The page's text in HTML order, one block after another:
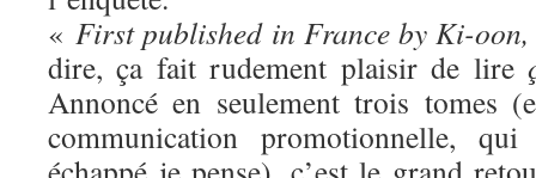
«First published in France by Ki-
dire, ça fait rudement plaisir de lire
Annoncé en seulement trois tomes
communication promotionnelle,